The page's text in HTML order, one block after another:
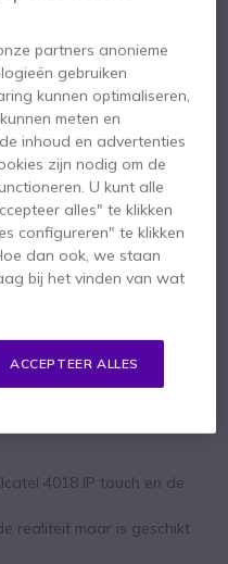
BTW
4 UUR
Levering:24/48 h
4018 IP touch en de
is geschikt
partners anonieme
gebruiken
kunnen optimaliseren,
meten en
inhoud en advertenties
zijn nodig om de
U kunt alle
alles" te klikken
configureren" te klikken
dan ook, we staan
bij het vinden van wat
ACCEPTEER ALLES